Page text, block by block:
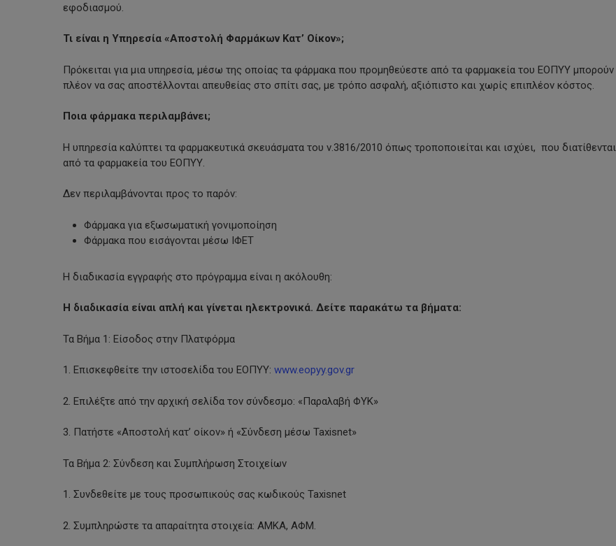
εφοδιασμού.
Τι είναι η Υπηρεσία «Αποστολή Φαρμάκων Κατ’ Οίκον»;
Πρόκειται για μια υπηρεσία, μέσω της οποίας τα φάρμακα που προμηθεύεστε από τα φαρμακεία του ΕΟΠΥΥ μπορούν
πλέον να σας αποστέλλονται απευθείας στο σπίτι σας, με τρόπο ασφαλή, αξιόπιστο και χωρίς επιπλέον κόστος.
Ποια φάρμακα περιλαμβάνει;
Η υπηρεσία καλύπτει τα φαρμακευτικά σκευάσματα του ν.3816/2010 όπως τροποποιείται και ισχύει, που διατίθενται
από τα φαρμακεία του ΕΟΠΥΥ.
Δεν περιλαμβάνονται προς το παρόν:
Φάρμακα για εξωσωματική γονιμοποίηση
Φάρμακα που εισάγονται μέσω ΙΦΕΤ
Η διαδικασία εγγραφής στο πρόγραμμα είναι η ακόλουθη:
Η διαδικασία είναι απλή και γίνεται ηλεκτρονικά. Δείτε παρακάτω τα βήματα:
Τα Βήμα 1: Είσοδος στην Πλατφόρμα
1. Επισκεφθείτε την ιστοσελίδα του ΕΟΠΥΥ: www.eopyy.gov.gr
2. Επιλέξτε από την αρχική σελίδα τον σύνδεσμο: «Παραλαβή ΦΥΚ»
3. Πατήστε «Αποστολή κατ’ οίκον» ή «Σύνδεση μέσω Taxisnet»
Τα Βήμα 2: Σύνδεση και Συμπλήρωση Στοιχείων
1. Συνδεθείτε με τους προσωπικούς σας κωδικούς Taxisnet
2. Συμπληρώστε τα απαραίτητα στοιχεία: AMKA, ΑΦΜ.